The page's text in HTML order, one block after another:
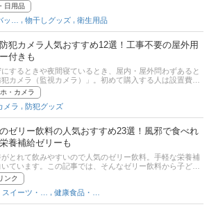
ンドリーで洗濯するという方もいるでしょう。キャン
供の食べこぼしで汚れた衣類を放置したくないから、そ
したという経験がある方もいるかもしれません。そんな
てほしい、おすすめの便利グッズが「洗濯袋」です。洗
衣類が洗え、コインランドリーの節約にもなりますよ！こ
、洗濯袋を使うメリットや選び方、おすすめ商品を紹介。
とロゴスなど、耐久性が高く人気のアウトドアブランド
た。
日用品
物干しグッズ 衛生用品
犯カメラ人気おすすめ12選！工事不要の屋外用
付きも
するときや夜間寝ているとき、屋内・屋外問わずあると
カメラ（監視カメラ）」。初めて購入する人は設置費用
不要などよくわらないですよね。この記事では、日本製
の選び方とおすすめ商品を紹介します。通販サイトの最
ングのリンクもあるので、売れ筋や口コミとあわせてチ
てください。
・カメラ
メラ 防犯グッズ
ゼリー飲料の人気おすすめ23選！風邪で食べれ
養補給ゼリーも
とれて飲みやすいので人気のゼリー飲料。手軽な栄養補
ています。この記事では、そんなゼリー飲料から子ども
できる商品をピックアップして、ゼリー飲料のおすすめ
。記事の後半には、通販サイトの最新人気ランキングも
事を参考に、最適なゼリー飲料を見つけましょう。
ンク